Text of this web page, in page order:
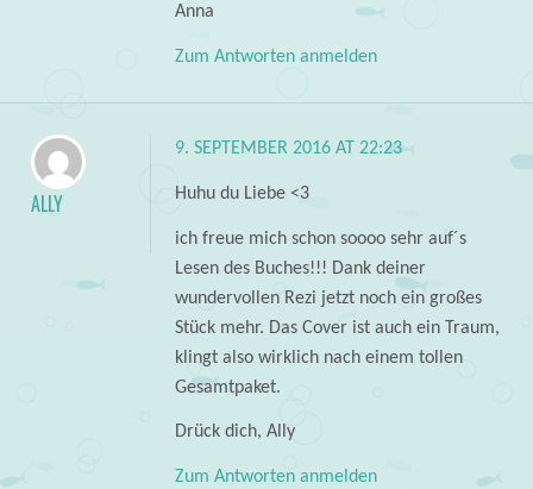
Anna
Zum Antworten anmelden
ALLY
9. SEPTEMBER 2016 AT 22:23
Huhu du Liebe <3
ich freue mich schon soooo sehr auf´s
Lesen des Buches!!! Dank deiner
wundervollen Rezi jetzt noch ein großes
Stück mehr. Das Cover ist auch ein Traum,
klingt also wirklich nach einem tollen
Gesamtpaket.
Drück dich, Ally
Zum Antworten anmelden